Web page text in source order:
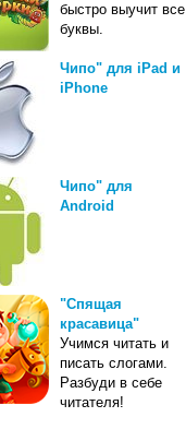
быстро выучит все
буквы.
Чипо" для iPad и
iPhone
Чипо" для
Android
"Спящая
красавица"
Учимся читать и
писать слогами.
Разбуди в себе
читателя!